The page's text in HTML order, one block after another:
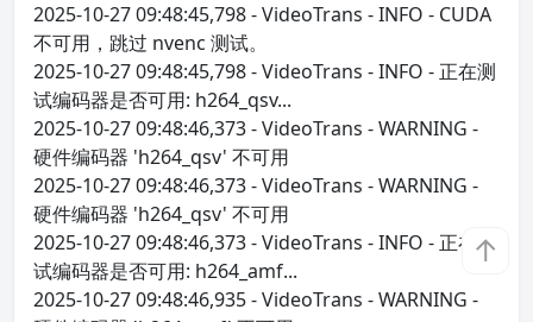
2025-10-27 09:48:45,798 - VideoTrans - INFO - CUDA
不可用，跳过 nvenc 测试。
2025-10-27 09:48:45,798 - VideoTrans - INFO - 正在测
试编码器是否可用: h264_qsv...
2025-10-27 09:48:46,373 - VideoTrans - WARNING -
硬件编码器 'h264_qsv' 不可用
2025-10-27 09:48:46,373 - VideoTrans - WARNING -
硬件编码器 'h264_qsv' 不可用
2025-10-27 09:48:46,373 - VideoTrans - INFO - 正在测
试编码器是否可用: h264_amf...
2025-10-27 09:48:46,935 - VideoTrans - WARNING -
↑